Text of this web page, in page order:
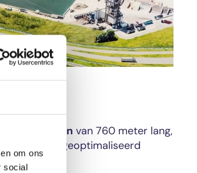
om ons
social
wachtsporen van 760 meter lang,
terminals geoptimaliseerd